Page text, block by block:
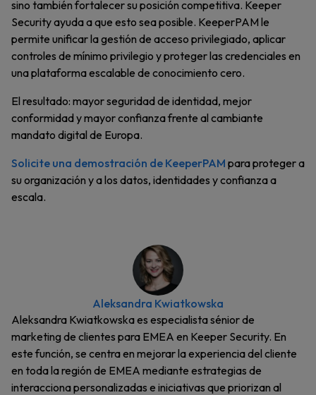
sino también fortalecer su posición competitiva. Keeper
Security ayuda a que esto sea posible. KeeperPAM le
permite unificar la gestión de acceso privilegiado, aplicar
controles de mínimo privilegio y proteger las credenciales en
una plataforma escalable de conocimiento cero.
El resultado: mayor seguridad de identidad, mejor
conformidad y mayor confianza frente al cambiante
mandato digital de Europa.
Solicite una demostración de KeeperPAM para proteger a
su organización y a los datos, identidades y confianza a
escala.
Aleksandra Kwiatkowska
Aleksandra Kwiatkowska es especialista sénior de
marketing de clientes para EMEA en Keeper Security. En
este función, se centra en mejorar la experiencia del cliente
en toda la región de EMEA mediante estrategias de
interacciona personalizadas e iniciativas que priorizan al